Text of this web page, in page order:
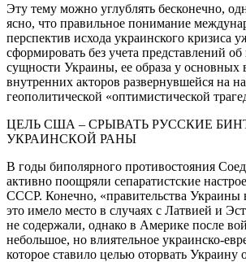
Эту тему можно углублять бесконечно,
ясно, что правильное понимание
перспектив исхода украинского кризиса
сформировать без учета представлений
сущности Украины, ее образа у основных
внутренних акторов развернувшейся на
геополитической «оптимистической
ЦЕЛЬ США – СРЫВАТЬ РУССКИЕ
УКРАИНСКОЙ РАНЫ
В годы биполярного противостояния
активно поощряли сепаратистские
СССР. Конечно, «правительства Украины
это имело место в случаях с Латвией и
не содержали, однако в Америке после
небольшое, но влиятельное украинско-
которое ставило целью оторвать Украину